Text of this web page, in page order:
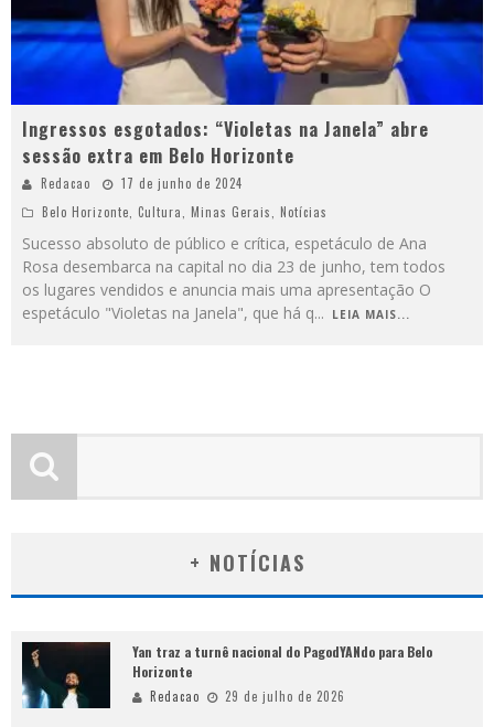
Ingressos esgotados: “Violetas na Janela” abre
sessão extra em Belo Horizonte
Redacao
17 de junho de 2024
Belo Horizonte Cultura Minas Gerais Notícias
Sucesso absoluto de público e crítica, espetáculo de Ana
Rosa desembarca na capital no dia 23 de junho, tem todos
os lugares vendidos e anuncia mais uma apresentação O
espetáculo "Violetas na Janela", que há q... LEIA MAIS...
+ NOTÍCIAS
Yan traz a turnê nacional do PagodYANdo para Belo
Horizonte
Redacao 29 de julho de 2026